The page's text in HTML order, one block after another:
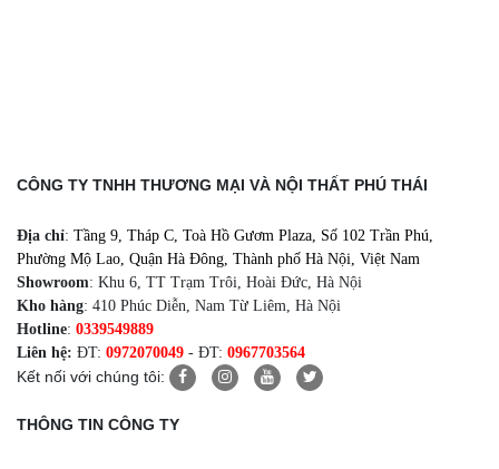
CÔNG TY TNHH THƯƠNG MẠI VÀ NỘI THẤT PHÚ THÁI
Địa chỉ: Tầng 9, Tháp C, Toà Hồ Gươm Plaza, Số 102 Trần Phú,
Phường Mộ Lao, Quận Hà Đông, Thành phố Hà Nội, Việt Nam
Showroom: Khu 6, TT Trạm Trôi, Hoài Đức, Hà Nội
Kho hàng: 410 Phúc Diễn, Nam Từ Liêm, Hà Nội
Hotline: 0339549889
Liên hệ: ĐT: 0972070049 - ĐT: 0967703564
Kết nối với chúng tôi:
THÔNG TIN CÔNG TY